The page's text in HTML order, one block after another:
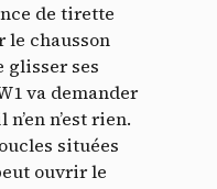
de tirette
le chausson
glisser ses
va demander
n’est rien.
situées
ouvrir le